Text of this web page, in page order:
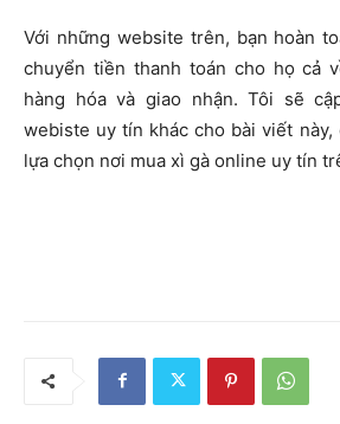
Với những website trên, bạn hoàn
chuyển tiền thanh toán cho họ cả
hàng hóa và giao nhận. Tôi sẽ
webiste uy tín khác cho bài viết
lựa chọn nơi mua xì gà online uy tín